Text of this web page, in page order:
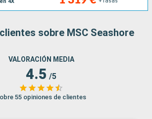
sobre MSC Seashore
VALORACIÓN MEDIA
4.5 /5
55 opiniones de clientes